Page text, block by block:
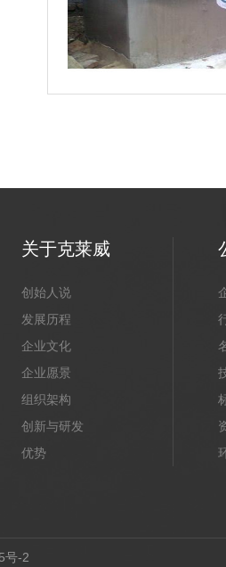
关于克莱威
创始人说
发展历程
企业文化
企业愿景
组织架构
创新与研发
优势
号-2